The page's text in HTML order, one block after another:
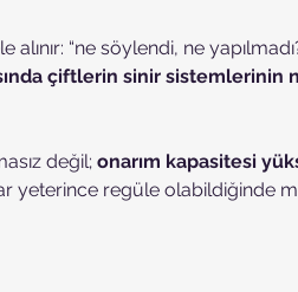
“ne söylendi, ne
çiftlerin sinir sistemlerinin
değil; onarım kapasitesi
yeterince regüle olabildiğinde